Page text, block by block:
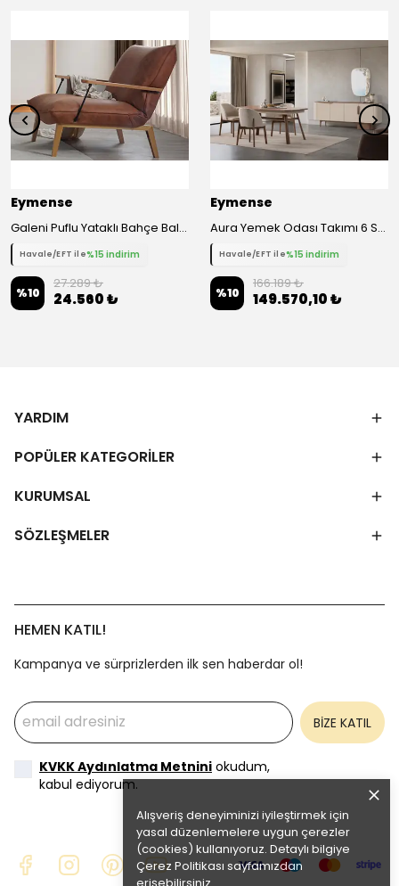
Alışveriş deneyiminizi iyileştirmek için
yasal düzenlemelere uygun çerezler
(cookies) kullanıyoruz. Detaylı bilgiye
Çerez Politikası sayfamızdan
Eymense
Galeni Puflu Yataklı Bahçe Balkon Oturma Odası Berjer
Havale/EFT ile%15 indirim
%10
27.289 ₺
24.560 ₺
Eymense
Aura Yemek Odası Takımı 6 Sandalyeli
Havale/EFT ile%15 indirim
%10
166.189 ₺
149.570,10 ₺
YARDIM
POPÜLER KATEGORİLER
KURUMSAL
SÖZLEŞMELER
HEMEN KATIL!
Kampanya ve sürprizlerden ilk sen haberdar ol!
BİZE KATIL
KVKK Aydınlatma Metnini okudum,
kabul ediyorum.